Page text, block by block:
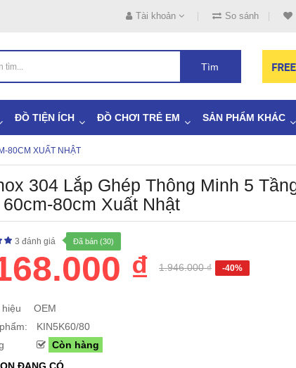
Tài khoản So sánh
Tìm
ĐỒ TIỆN ÍCH ĐỒ CHƠI TRẺ EM SẢN PHẨM KHÁC
80CM XUẤT NHẬT
304 Lắp Ghép Thông Minh 5
80cm Xuất Nhật
3 đánh giá Đã bán (30)
₫ 1.946.000 ₫ -40%
OEM
KIN5K60/80
Còn hàng